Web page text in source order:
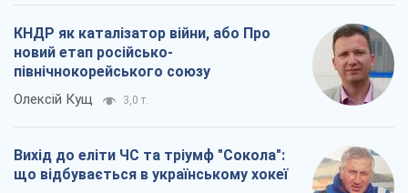
КНДР як каталізатор війни, або Про
новий етап російсько-
північнокорейського союзу
Олексій Кущ 3,0 т.
Вихід до еліти ЧС та тріумф "Сокола":
що відбувається в українському хокеї